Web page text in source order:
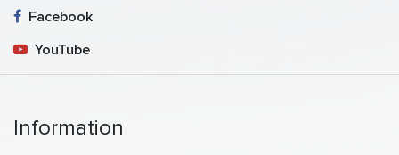
Facebook
YouTube
Information